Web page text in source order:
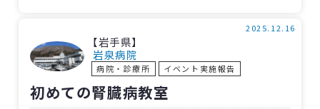
衛生管理の状況を確認。指摘された点について
は病棟師長とICTナースが検討し、速やかな改善
に努めています。吐しゃ物処理の演習では、ブラ
ックライトを使って嘔吐物の飛散状況を可視化
【岩手県】
岩泉病院
病院・診療所 イベント実施報告
2025.12.16
初めての腎臓病教室